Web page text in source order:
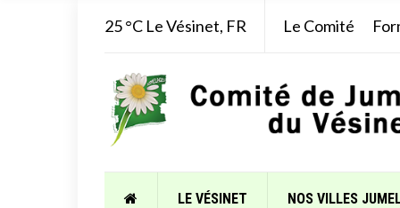
25 °C Le Vésinet, FR Le Comité
LE VÉSINET NOS VILLES